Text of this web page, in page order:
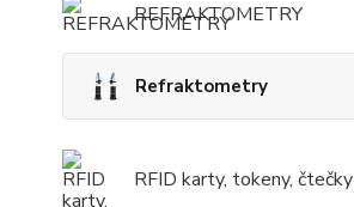
REFRAKTOMETRY
Refraktometry
RFID karty, tokeny, čtečky